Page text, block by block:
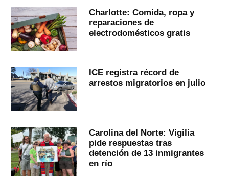
Charlotte: Comida, ropa y
reparaciones de
electrodomésticos gratis
ICE registra récord de
arrestos migratorios en julio
Carolina del Norte: Vigilia
pide respuestas tras
detención de 13 inmigrantes
en río